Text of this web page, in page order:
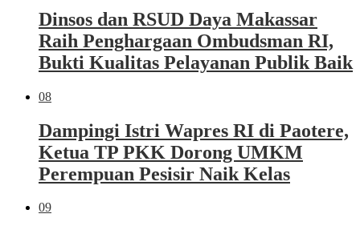
Dinsos dan RSUD Daya Makassar
Raih Penghargaan Ombudsman RI,
Bukti Kualitas Pelayanan Publik Baik
08
Dampingi Istri Wapres RI di Paotere,
Ketua TP PKK Dorong UMKM
Perempuan Pesisir Naik Kelas
09